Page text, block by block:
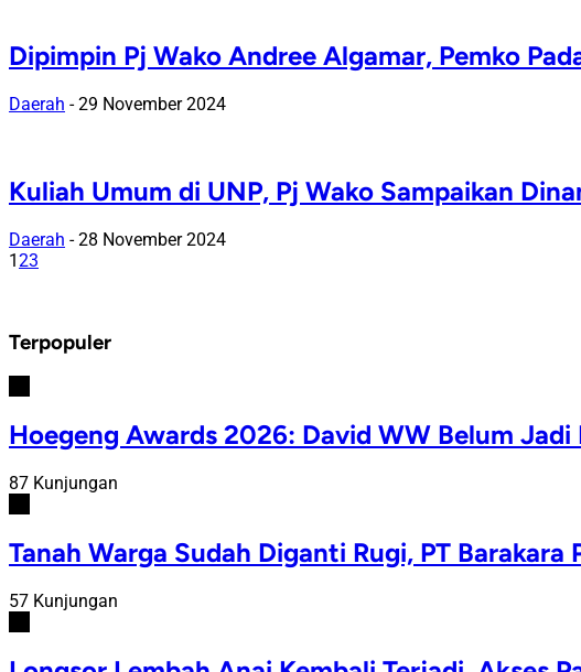
Dipimpin Pj Wako Andree Algamar, Pemko
Daerah - 29 November 2024
Kuliah Umum di UNP, Pj Wako Sampaikan
Daerah - 28 November 2024
123
Terpopuler
Hoegeng Awards 2026: David WW Belum
87 Kunjungan
Tanah Warga Sudah Diganti Rugi, PT
57 Kunjungan